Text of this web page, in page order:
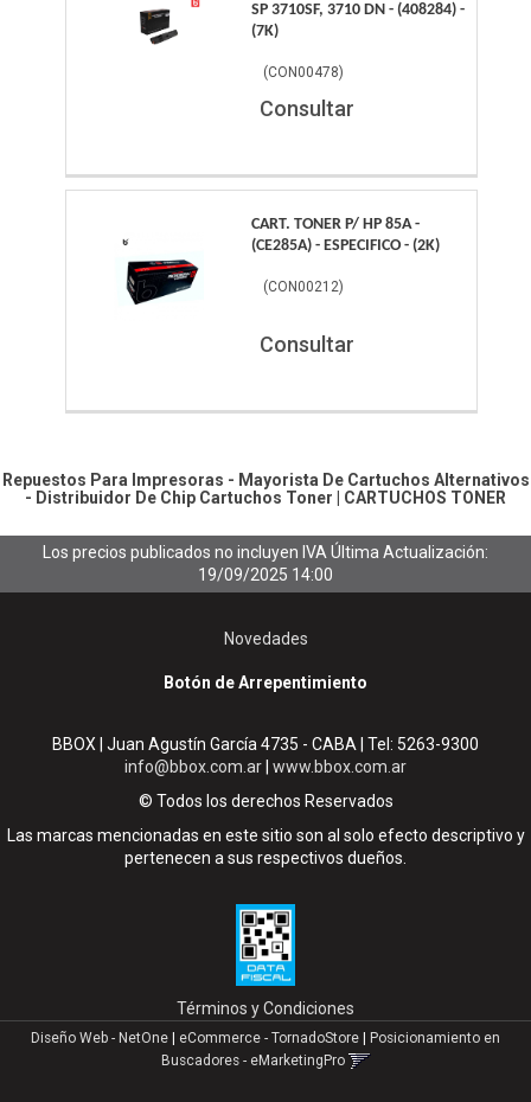
SP 3710SF, 3710 DN - (408284) -
(7K)
(CON00478)
Consultar
CART. TONER P/ HP 85A -
(CE285A) - ESPECIFICO - (2K)
(CON00212)
Consultar
Repuestos Para Impresoras - Mayorista De Cartuchos Alternativos
- Distribuidor De Chip Cartuchos Toner CARTUCHOS TONER
Los precios publicados no incluyen IVAÚltima Actualización:
19/09/2025 14:00
Novedades
Botón de Arrepentimiento
BBOX | Juan Agustín García 4735 - CABA | Tel: 5263-9300
info@bbox.com.ar www.bbox.com.ar
© Todos los derechos Reservados
Las marcas mencionadas en este sitio son al solo efecto descriptivo y
pertenecen a sus respectivos dueños.
Términos y Condiciones
Diseño Web - NetOne | eCommerce - TornadoStore | Posicionamiento en
Buscadores - eMarketingPro